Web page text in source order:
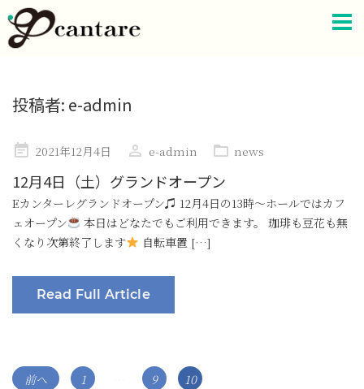
投稿者: e-admin
Posted2021年12月4日 e-admin news
12月4日（土）グランドオープン
Eカンターレグランドオープン♫ 12月4日の13時〜ホールではカフ
ェオープン
本日はどなたでもご利用できます。 珈琲も豆花も無
くなり次第終了します
自転車置 […]
Read Full Article
投 前へ Page
1 Page
9 Page
10